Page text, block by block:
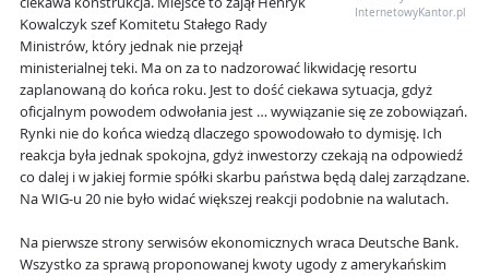
InternetowyKantor.pl
Kowalczyk szef Komitetu Stałego Rady
Ministrów, który jednak nie przejął
ministerialnej teki. Ma on za to nadzorować likwidację resortu
zaplanowaną do końca roku. Jest to dość ciekawa sytuacja, gdyż
oficjalnym powodem odwołania jest … wywiązanie się ze zobowiązań.
Rynki nie do końca wiedzą dlaczego spowodowało to dymisję. Ich
reakcja była jednak spokojna, gdyż inwestorzy czekają na odpowiedź
co dalej i w jakiej formie spółki skarbu państwa będą dalej zarządzane.
Na WIG-u 20 nie było widać większej reakcji podobnie na walutach.
Na pierwsze strony serwisów ekonomicznych wraca Deutsche Bank.
Wszystko za sprawą proponowanej kwoty ugody z amerykańskim